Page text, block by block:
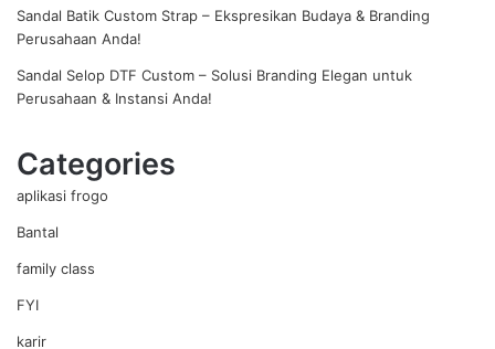
Sandal Batik Custom Strap – Ekspresikan Budaya & Branding
Perusahaan Anda!
Sandal Selop DTF Custom – Solusi Branding Elegan untuk
Perusahaan & Instansi Anda!
Categories
aplikasi frogo
Bantal
family class
FYI
karir